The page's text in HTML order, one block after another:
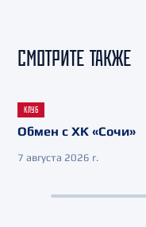
СМОТРИТЕ ТАКЖЕ
КЛУБ
Обмен с ХК «Сочи»
7 августа 2026 г.